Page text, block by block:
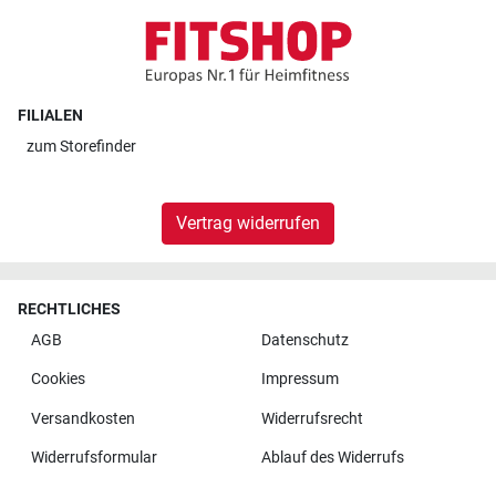
FILIALEN
zumStorefinder
Vertrag widerrufen
RECHTLICHES
AGB
Datenschutz
Cookies Impressum
Versandkosten Widerrufsrecht
Widerrufsformular Ablauf des Widerrufs